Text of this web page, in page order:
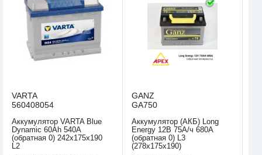
VARTA
560408054
Аккумулятор VARTA Blue
Dynamic 60Ah 540A
(обратная 0) 242x175x190
L2
GANZ
GA750
Аккумулятор (АКБ) Long
Energy 12В 75А/ч 680A
(обратная 0) L3
(278х175х190)